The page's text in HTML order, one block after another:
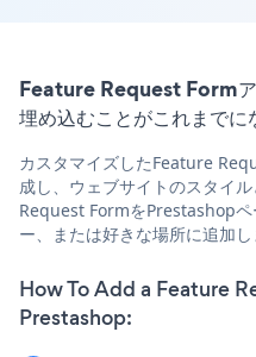
Feature Request Form
埋め込むことがこれまでに
カスタマイズしたFeature
成し、ウェブサイトのスタイ
Request FormをPrestashopペ
ー、または好きな場所に追加し
How To Add a Feature
Prestashop: